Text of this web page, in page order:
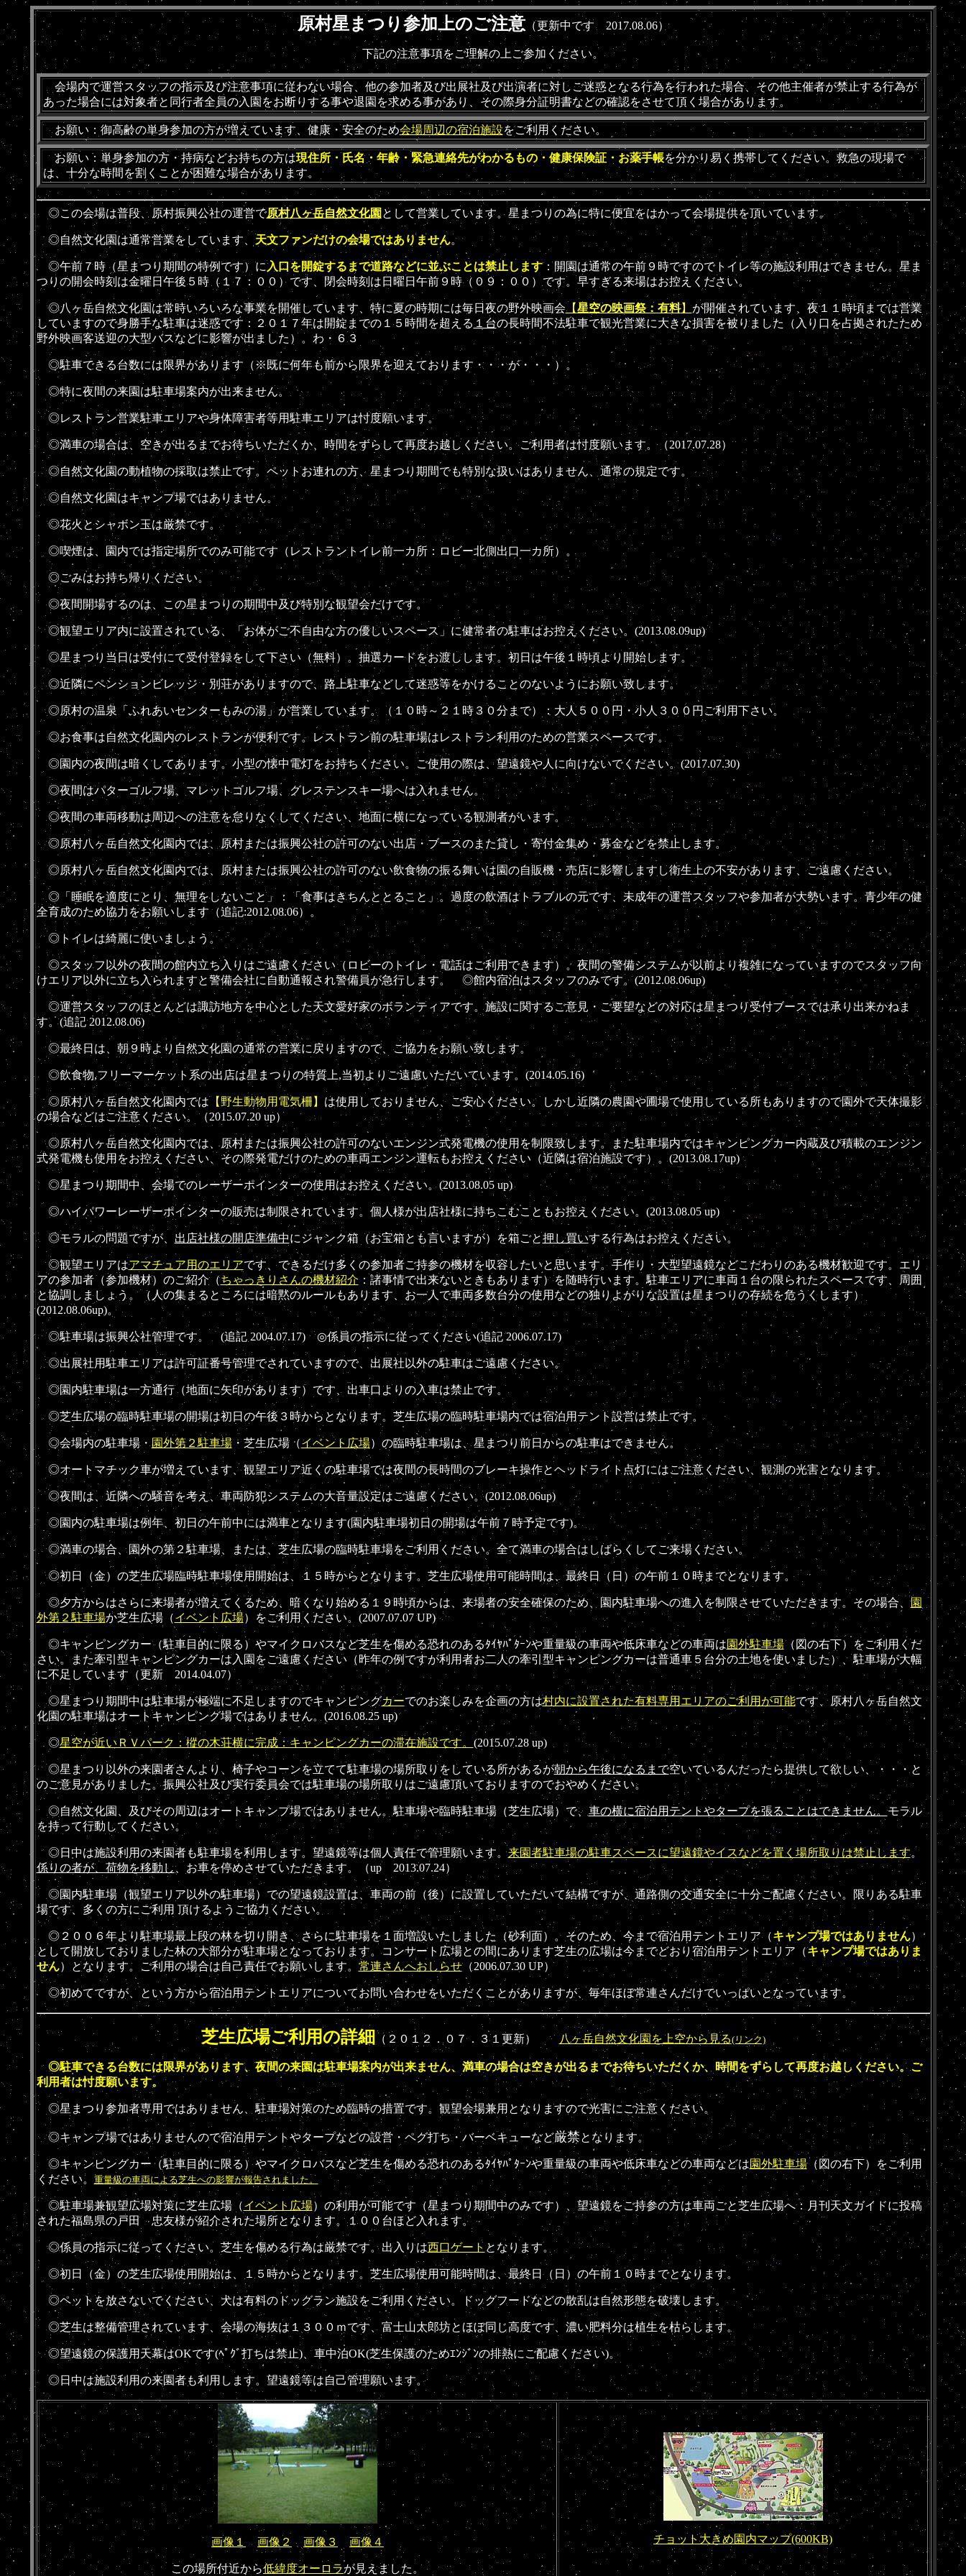
原村星まつり参加上のご注意 （更新中です 2017.08.06）
下記の注意事項をご理解の上ご参加ください。
会場内で運営スタッフの指示及び注意事項に従わない場合、他の参加者及び出展社及び出演者に対しご迷惑となる行為を行われた場合、その他主催者が禁止する行為が
あった場合には対象者と同行者全員の入園をお断りする事や退園を求める事があり、その際身分証明書などの確認をさせて頂く場合があります。
お願い：御高齢の単身参加の方が増えています、健康・安全のため会場周辺の宿泊施設をご利用ください。
お願い：単身参加の方・持病などお持ちの方は現住所・氏名・年齢・緊急連絡先がわかるもの・健康保険証・お薬手帳を分かり易く携帯してください。救急の現場で
は、十分な時間を割くことが困難な場合があります。
◎この会場は普段、原村振興公社の運営で原村八ヶ岳自然文化園 として営業しています。星まつりの為に特に便宜をはかって会場提供を頂いています。
◎自然文化園は通常営業をしています、 天文ファンだけの会場ではありません。
◎午前７時（星まつり期間の特例です）に入口を開錠するまで道路などに並ぶことは禁止します：開園は通常の午前９時ですのでトイレ等の施設利用はできません。星ま
つりの開会時刻は金曜日午後５時（１７：００）です、閉会時刻は日曜日午前９時（０９：００）です。早すぎる来場はお控えください。
◎八ヶ岳自然文化園は常時いろいろな事業を開催しています、特に夏の時期には毎日夜の野外映画会【星空の映画祭：有料】 が開催されています、夜１１時頃までは営業
していますので身勝手な駐車は迷惑です：２０１７年は開錠までの１５時間を超える １台の長時間不法駐車で観光営業に大きな損害を被りました（入り口を占拠されたため
野外映画客送迎の大型バスなどに影響が出ました）。わ・６３
◎駐車できる台数には限界があります（※既に何年も前から限界を迎えております・・・が・・・）。
◎特に夜間の来園は駐車場案内が出来ません。
◎レストラン営業駐車エリアや身体障害者等用駐車エリアは忖度願います。
◎満車の場合は、空きが出るまでお待ちいただくか、時間をずらして再度お越しください。ご利用者は忖度願います。（2017.07.28）
◎自然文化園の動植物の採取は禁止です。ペットお連れの方、星まつり期間でも特別な扱いはありません、通常の規定です。
◎自然文化園はキャンプ場ではありません。
◎花火とシャボン玉は厳禁です。
◎喫煙は、園内では指定場所でのみ可能です（レストラントイレ前一カ所：ロビー北側出口一カ所）。
◎ごみはお持ち帰りください。
◎夜間開場するのは、この星まつりの期間中及び特別な観望会だけです。
◎観望エリア内に設置されている、「お体がご不自由な方の優しいスペース」に健常者の駐車はお控えください。(2013.08.09up)
◎星まつり当日は受付にて受付登録をして下さい（無料）。抽選カードをお渡しします。初日は午後１時頃より開始します。
◎近隣にペンションビレッジ・別荘がありますので、路上駐車などして迷惑等をかけることのないようにお願い致します。
◎原村の温泉「ふれあいセンターもみの湯」が営業しています。（１０時～２１時３０分まで）：大人５００円・小人３００円ご利用下さい。
◎お食事は自然文化園内のレストランが便利です。レストラン前の駐車場はレストラン利用のための営業スペースです。
◎園内の夜間は暗くしてあります。小型の懐中電灯をお持ちください。ご使用の際は、望遠鏡や人に向けないでください。(2017.07.30)
◎夜間はパターゴルフ場、マレットゴルフ場、グレステンスキー場へは入れません。
◎夜間の車両移動は周辺への注意を怠りなくしてください、地面に横になっている観測者がいます。
◎原村八ヶ岳自然文化園内では、原村または振興公社の許可のない出店・ブースのまた貸し・寄付金集め・募金などを禁止します。
◎原村八ヶ岳自然文化園内では、原村または振興公社の許可のない飲食物の振る舞いは園の自販機・売店に影響しますし衛生上の不安があります、ご遠慮ください。
◎「睡眠を適度にとり、無理をしないこと」：「食事はきちんととること」。過度の飲酒はトラブルの元です、未成年の運営スタッフや参加者が大勢います。 青少年の健
全育成のため協力をお願いします（追記:2012.08.06）。
◎トイレは綺麗に使いましょう。
◎スタッフ以外の夜間の館内立ち入りはご遠慮ください（ロビーのトイレ・電話はご利用できます）。夜間の警備システムが以前より複雑になっていますのでスタッフ向
けエリア以外に立ち入られますと警備会社に自動通報され警備員が急行します。 ◎館内宿泊はスタッフのみです。(2012.08.06up)
◎運営スタッフのほとんどは諏訪地方を中心とした天文愛好家のボランティアです。施設に関するご意見・ご要望などの対応は星まつり受付ブースでは承り出来かねま
す。(追記 2012.08.06)
◎最終日は、朝９時より自然文化園の通常の営業に戻りますので、ご協力をお願い致します。
◎飲食物,フリーマーケット系の出店は星まつりの特質上,当初よりご遠慮いただいています。(2014.05.16)
◎原村八ヶ岳自然文化園内では 【野生動物用電気柵】 は使用しておりません、ご安心ください。しかし近隣の農園や圃場で使用している所もありますので園外で天体撮影
の場合などはご注意ください。（2015.07.20 up）
◎原村八ヶ岳自然文化園内では、原村または振興公社の許可のないエンジン式発電機の使用を制限致します。また駐車場内ではキャンピングカー内蔵及び積載のエンジン
式発電機も使用をお控えください、その際発電だけのための車両エンジン運転もお控えください（近隣は宿泊施設です）。(2013.08.17up)
◎星まつり期間中、会場でのレーザーポインターの使用はお控えください。(2013.08.05 up)
◎ハイパワーレーザーポインターの販売は制限されています。個人様が出店社様に持ちこむこともお控えください。(2013.08.05 up)
◎モラルの問題ですが、 出店社様の開店準備中にジャンク箱（お宝箱とも言いますが）を箱ごと押し買いする行為はお控えください。
◎観望エリアはアマチュア用のエリアです、できるだけ多くの参加者ご持参の機材を収容したいと思います。手作り・大型望遠鏡などこだわりのある機材歓迎です。 エリ
アの参加者（参加機材）のご紹介（ちゃっきりさんの機材紹介 ：諸事情で出来ないときもあります）を随時行います。 駐車エリアに車両１台の限られたスペースです、周囲
と協調しましょう。（ 人の集まるところには暗黙のルールもあります、お一人で車両多数台分の使用などの独りよがりな設置は星まつりの存続を危うくします）
(2012.08.06up)。
◎駐車場は振興公社管理です。 (追記 2004.07.17) ◎係員の指示に従ってください(追記 2006.07.17)
◎出展社用駐車エリアは許可証番号管理でされていますので、出展社以外の駐車はご遠慮ください。
◎園内駐車場は一方通行（地面に矢印があります）です、出車口よりの入車は禁止です。
◎芝生広場の臨時駐車場の開場は初日の午後３時からとなります。芝生広場の臨時駐車場内では宿泊用テント設営は禁止です。
◎会場内の駐車場・園外第２駐車場・芝生広場（イベント広場） の臨時駐車場は、星まつり前日からの駐車はできません。
◎オートマチック車が増えています、観望エリア近くの駐車場では夜間の長時間のブレーキ操作とヘッドライト点灯にはご注意ください、観測の光害となります。
◎夜間は、近隣への騒音を考え、車両防犯システムの大音量設定はご遠慮ください。(2012.08.06up)
◎園内の駐車場は例年、初日の午前中には満車となります(園内駐車場初日の開場は午前７時予定です)。
◎満車の場合、園外の第２駐車場、または、芝生広場の臨時駐車場をご利用ください。全て満車の場合はしばらくしてご来場ください。
◎初日（金）の芝生広場臨時駐車場使用開始は、１５時からとなります。芝生広場使用可能時間は、最終日（日）の午前１０時までとなります。
◎夕方からはさらに来場者が増えてくるため、暗くなり始める１９時頃からは、来場者の安全確保のため、園内駐車場への進入を制限させていただきます。その場合、園
外第２駐車場か芝生広場（イベント広場） をご利用ください。(2007.07.07 UP)
◎キャンピングカー（駐車目的に限る）やマイクロバスなど芝生を傷める恐れのあるﾀｲﾔﾊﾟﾀｰﾝや重量級の車両や低床車などの車両は園外駐車場（図の右下）をご利用くだ
さい。また牽引型キャンピングカーは入園をご遠慮ください（昨年の例ですが利用者お二人の牽引型キャンピングカーは普通車５台分の土地を使いました）、駐車場が大幅
に不足しています（更新 2014.04.07）
◎星まつり 期間中は駐車場が極端に不足しますのでキャンピングカーでのお楽しみを企画の方は村内に設置された有料専用エリアのご利用が可能です、原村八ヶ岳自然文
化園の駐車場はオートキャンピング場ではありません。(2016.08.25 up)
◎星空が近いＲＶパーク：樅の木荘横に完成：キャンピングカーの滞在施設です。 (2015.07.28 up)
◎星まつり以外の来園者さんより、椅子やコーンを立てて駐車場の場所取りをしている所があるが朝から午後になるまで空いているんだったら提供して欲しい、・・・と
のご意見がありました。振興公社及び実行委員会では駐車場の場所取りはご遠慮頂いておりますのでおやめください。
◎自然文化園、及びその周辺はオートキャンプ場ではありません。駐車場や臨時駐車場（芝生広場）で、 車の横に宿泊用テントやタープを張ることはできません。モラル
を持って行動してください。
◎日中は施設利用の来園者も駐車場を利用します。望遠鏡等は個人責任で管理願います。来園者駐車場の駐車スペースに望遠鏡やイスなどを置く場所取りは禁止します。
係りの者が、荷物を移動し、お車を停めさせていただきます。（up 2013.07.24）
◎園内駐車場（観望エリア以外の駐車場）での望遠鏡設置は、車両の前（後）に設置していただいて結構ですが、通路側の交通安全に十分ご配慮ください。限りある駐車
場です、多くの方にご利用 頂けるようご協力ください。
◎２００６年より駐車場最上段の林を切り開き、さらに駐車場を１面増設いたしました （砂利面） 。そのため、今まで宿泊用テントエリア（キャンプ場ではありません）
として開放しておりました林の大部分が駐車場となっております。コンサート広場との間にあります芝生の広場は今までどおり宿泊用テントエリア（キャンプ場ではありま
せん）となります。ご利用の場合は自己責任でお願いします。 常連さんへおしらせ（2006.07.30 UP）
◎初めてですが、という方から宿泊用テントエリアについてお問い合わせをいただくことがありますが、毎年ほぼ常連さんだけでいっぱいとなっています。
芝生広場ご利用の詳細 （２０１２．０７．３１更新） 八ヶ岳自然文化園を上空から見る(リンク)
◎駐車できる台数には限界があります、夜間の来園は駐車場案内が出来ません、 満車の場合は空きが出るまでお待ちいただくか、時間をずらして再度お越しください。 ご
利用者は忖度願います。
◎星まつり参加者専用ではありません、駐車場対策のため臨時の措置です。観望会場兼用となりますので光害にご注意ください。
◎キャンプ場ではありませんので宿泊用テントやタープなどの設営・ペグ打ち・バーベキューなど厳禁となります。
◎キャンピングカー（駐車目的に限る）やマイクロバスなど芝生を傷める恐れのあるﾀｲﾔﾊﾟﾀｰﾝや重量級の車両や低床車などの車両などは園外駐車場（図の右下）をご利用
ください。 重量級の車両による芝生への影響が報告されました。
◎駐車場兼観望広場対策に芝生広場（イベント広場）の利用が可能です（星まつり期間中のみです）、望遠鏡をご持参の方は車両ごと芝生広場へ：月刊天文ガイドに投稿
された福島県の戸田 忠友様が紹介された場所となります。１００台ほど入れます。
◎係員の指示に従ってください。芝生を傷める行為は厳禁です。出入りは西口ゲート となります。
◎初日（金）の芝生広場使用開始は、１５時からとなります。芝生広場使用可能時間は、最終日（日）の午前１０時までとなります。
◎ペットを放さないでください、犬は有料のドッグラン施設をご利用ください。ドッグフードなどの散乱は自然形態を破壊します。
◎芝生は整備管理されています、会場の海抜は１３００ｍです、富士山太郎坊とほぼ同じ高度です、濃い肥料分は植生を枯らします。
◎望遠鏡の保護用天幕はOKです(ﾍﾟｸﾞ打ちは禁止)、車中泊OK(芝生保護のためｴﾝｼﾞﾝの排熱にご配慮ください)。
◎日中は施設利用の来園者も利用します。望遠鏡等は自己管理願います。
画像１ 画像２ 画像３ 画像４
この場所付近から低緯度オーロラが見えました。
チョット大きめ園内マップ(600KB)